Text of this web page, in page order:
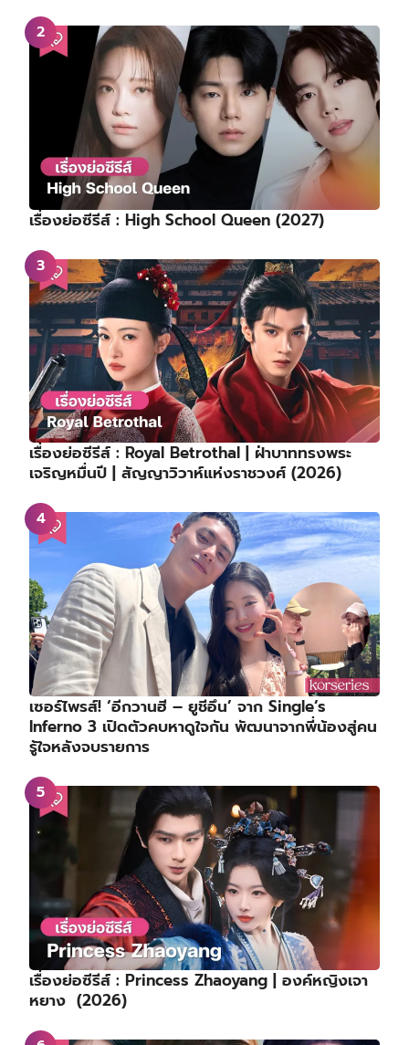
เรื่องย่อซีรีส์ : High School Queen (2027)
เรื่องย่อซีรีส์ : Royal Betrothal | ฝ่าบาททรงพระ
เจริญหมื่นปี | สัญญาวิวาห์แห่งราชวงศ์ (2026)
เซอร์ไพรส์! ‘อีกวานฮี – ยูชีอึน’ จาก Single’s
Inferno 3 เปิดตัวคบหาดูใจกัน พัฒนาจากพี่น้องสู่คน
รู้ใจหลังจบรายการ
เรื่องย่อซีรีส์ : Princess Zhaoyang | องค์หญิงเจา
หยาง (2026)